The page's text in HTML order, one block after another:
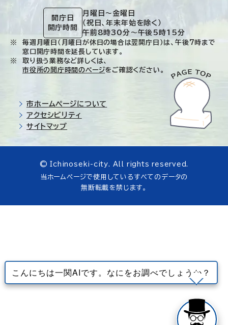
開庁日
開庁時間
月曜日～金曜日
（祝日、年末年始を除く）
午前8時30分～午後5時15分
毎週月曜日（月曜日が休日の場合は翌開庁日）は、午後7時まで
窓口開庁時間を延長しています。
取り扱う業務など詳しくは、
市役所の開庁時間のページをご確認ください。
市ホームページについて
アクセシビリティ
サイトマップ
© Ichinoseki-city. All rights reserved.
当ホームページで使用しているすべてのデータの
無断転載を禁じます。